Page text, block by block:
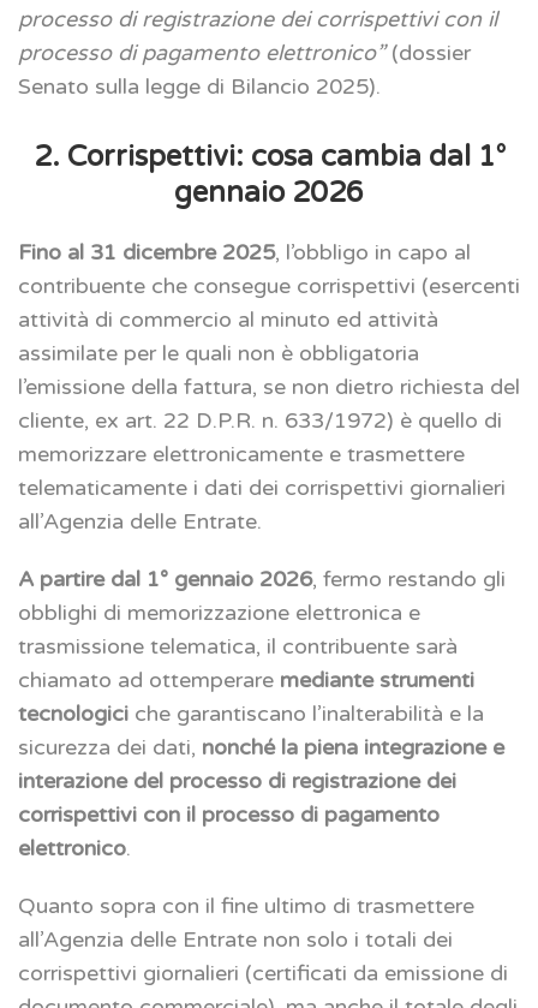
processo di registrazione dei corrispettivi con il
processo di pagamento elettronico”(dossier
Senato sulla legge di Bilancio 2025).
2. Corrispettivi: cosa cambia dal 1°
gennaio 2026
Fino al 31 dicembre 2025, l’obbligo in capo al
contribuente che consegue corrispettivi (esercenti
attività di commercio al minuto ed attività
assimilate per le quali non è obbligatoria
l’emissione della fattura, se non dietro richiesta del
cliente, ex art. 22 D.P.R. n. 633/1972) è quello di
memorizzare elettronicamente e trasmettere
telematicamente i dati dei corrispettivi giornalieri
all’Agenzia delle Entrate.
A partire dal 1° gennaio 2026, fermo restando gli
obblighi di memorizzazione elettronica e
trasmissione telematica, il contribuente sarà
chiamato ad ottemperare mediante strumenti
tecnologici che garantiscano l’inalterabilità e la
sicurezza dei dati, nonché la piena integrazione e
interazione del processo di registrazione dei
corrispettivi con il processo di pagamento
elettronico.
Quanto sopra con il fine ultimo di trasmettere
all’Agenzia delle Entrate non solo i totali dei
corrispettivi giornalieri (certificati da emissione di